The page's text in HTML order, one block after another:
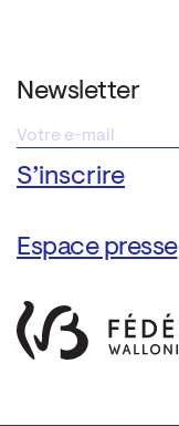
Newsletter
Espace presse